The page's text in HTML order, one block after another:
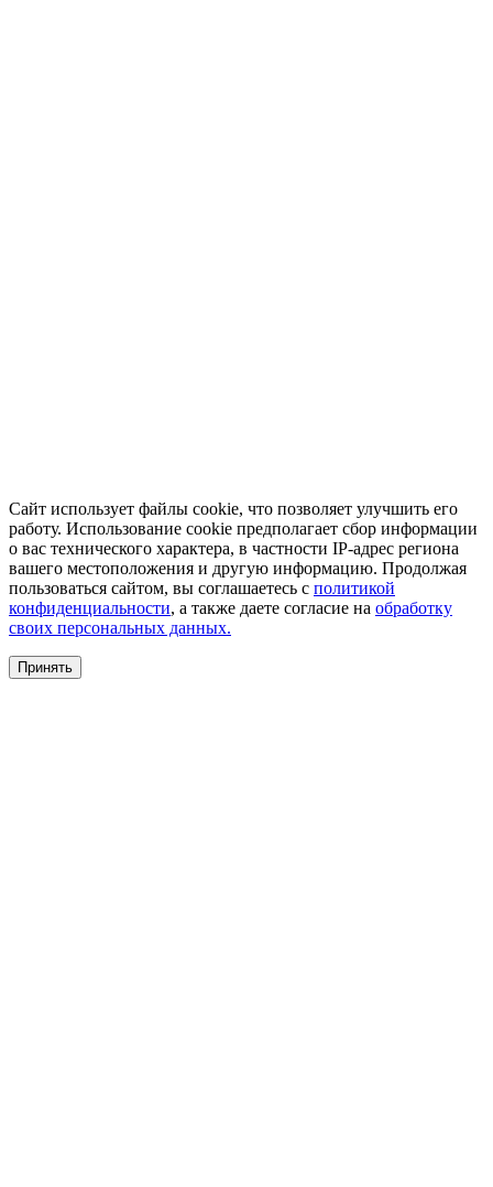
Сайт использует файлы cookie, что позволяет улучшить его
работу. Использование cookie предполагает сбор информации
о вас технического характера, в частности IP-адрес региона
вашего местоположения и другую информацию. Продолжая
пользоваться сайтом, вы соглашаетесь с политикой
конфиденциальности, а также даете согласие на обработку
своих персональных данных.
Принять